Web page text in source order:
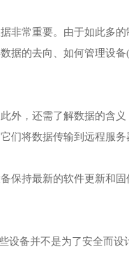
非常重要。由于如此多
据的去向、如何管理设备
外，还需了解数据的含
们将数据传输到远程服务
保持最新的软件更新和
设备并不是为了安全而